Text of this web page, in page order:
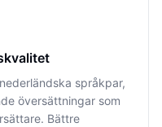
språkpar,
översättningar som
Bättre